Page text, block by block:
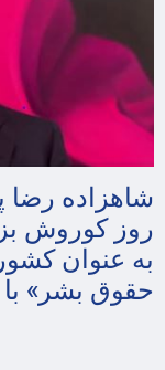
شاهزاده رضا
روز کوروش
به عنوان
حقوق بشر» با